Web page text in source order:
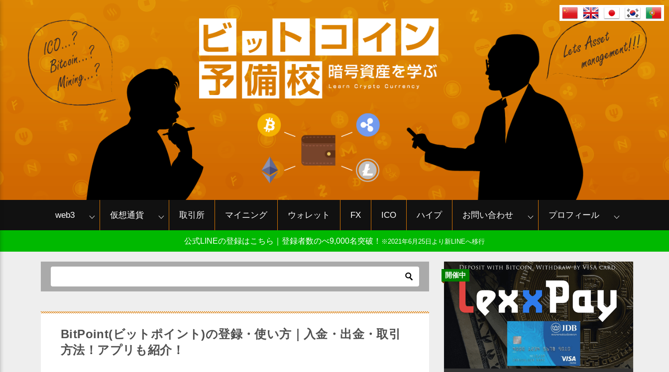
web3 仮想通貨 取引所 マイニング ウォレット FX ICO ハイプ お問い合わせ プロフィール
公式LINEの登録はこちら｜登録者数のべ9,000名突破！ ※2021年6月25日より新LINEへ移行
BitPoint(ビットポイント)の登録・使い方｜入金・出金・取引
方法！アプリも紹介！
開催中